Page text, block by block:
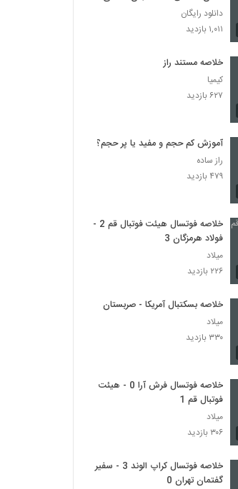
نمونه سوالات
دانلود رایگان
۱,۰۱۱ بازدید
خلاصه مستند راز
کیمیا
۶۲۷ بازدید
آموزش کم حجم و مفید یا پر حجم؟!
راز ساده
۴۷۹ بازدید
خلاصه فوتسال هیئت فوتبال قم 2 -
فولاد هرمزگان 3
میلاد
۲۲۶ بازدید
خلاصه بسکتبال آمریکا - صربستان
میلاد
۳۳۰ بازدید
خلاصه فوتسال فرش آرا 0 - هیئت
فوتبال قم 1
میلاد
۳۰۶ بازدید
خلاصه فوتسال کراپ الوند 3 - سفیر
گفتمان تهران 0